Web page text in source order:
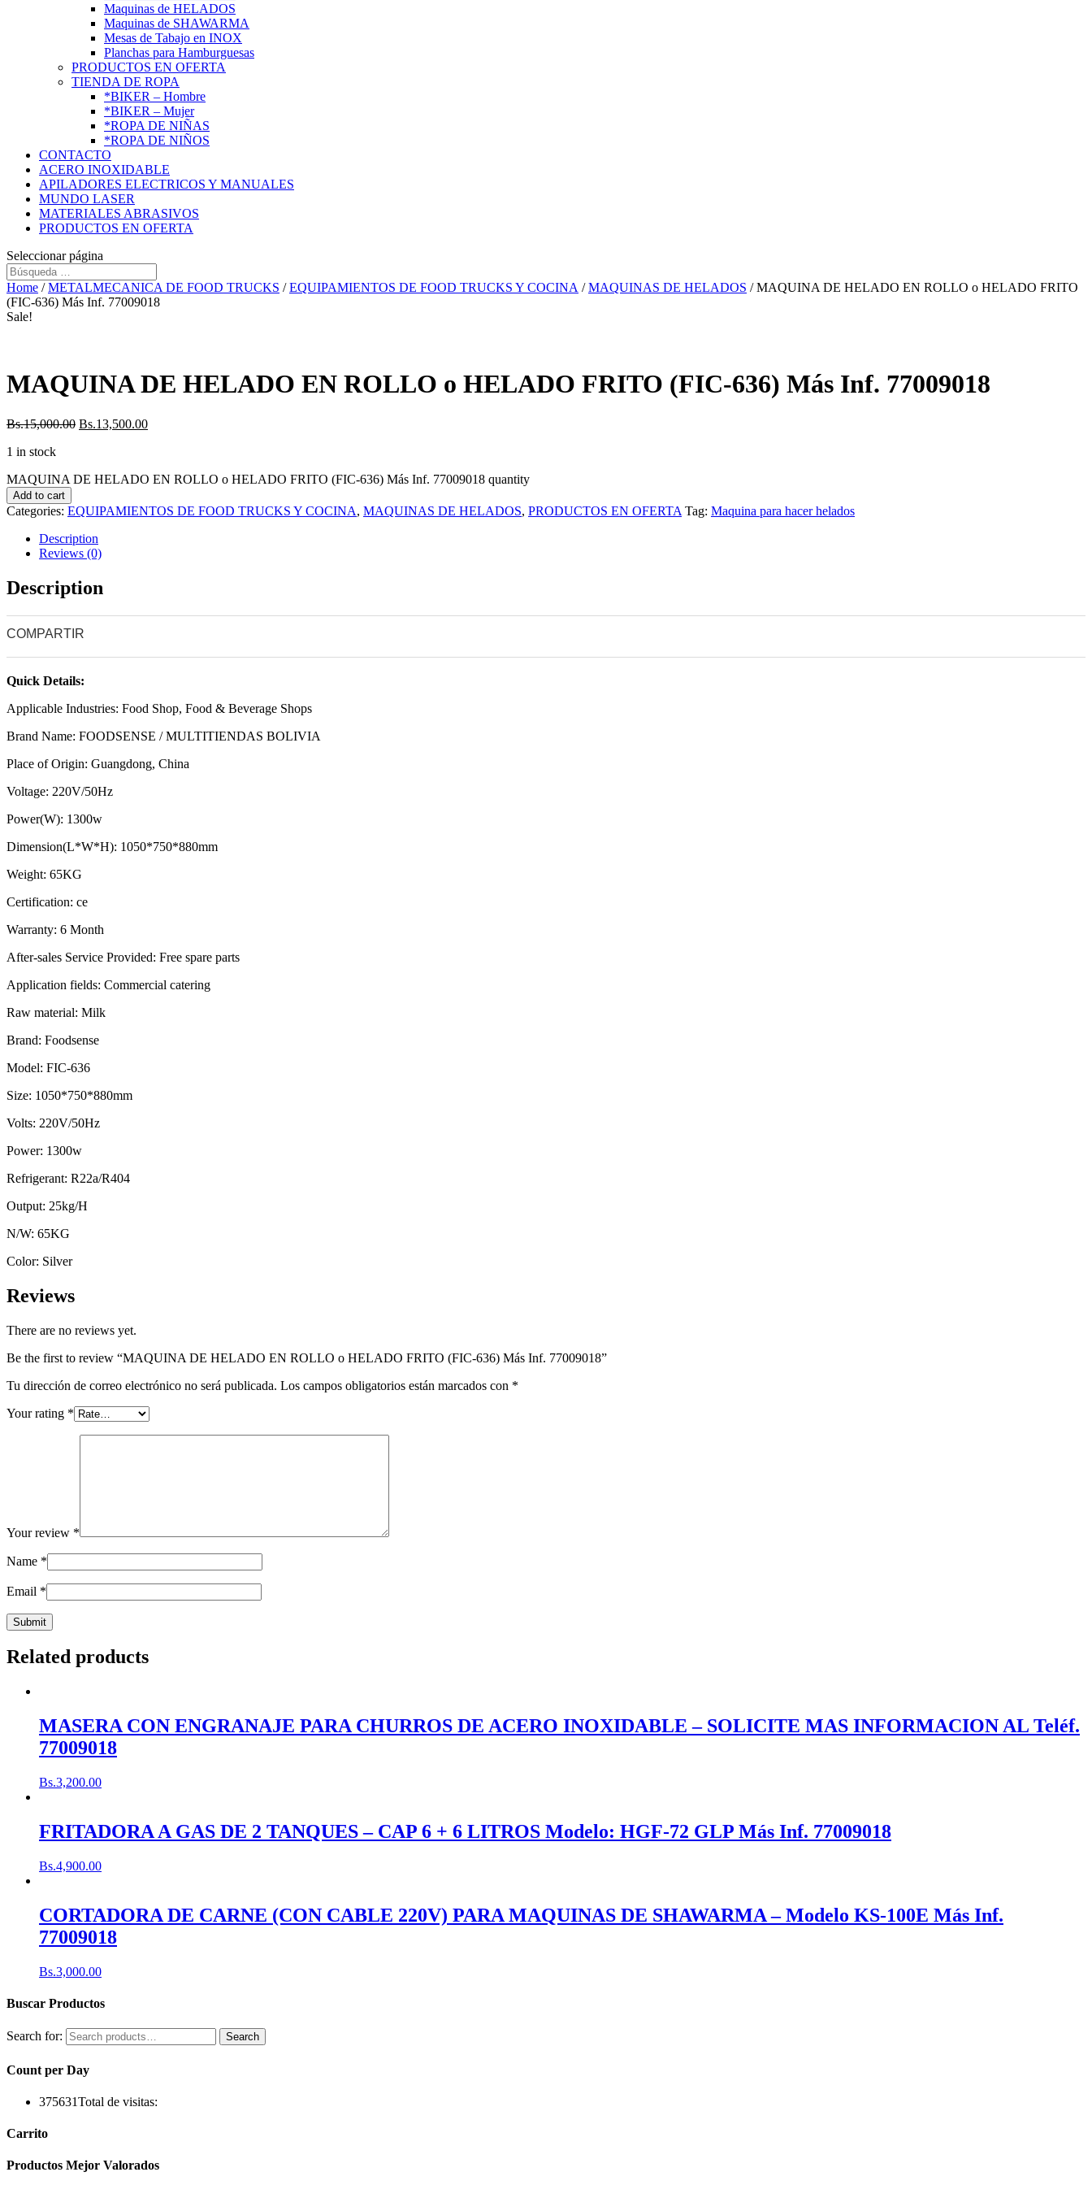
Maquinas de HELADOS
Maquinas de SHAWARMA
Mesas de Tabajo en INOX
Planchas para Hamburguesas
PRODUCTOS EN OFERTA
TIENDA DE ROPA
*BIKER – Hombre
*BIKER – Mujer
*ROPA DE NIÑAS
*ROPA DE NIÑOS
CONTACTO
ACERO INOXIDABLE
APILADORES ELECTRICOS Y MANUALES
MUNDO LASER
MATERIALES ABRASIVOS
PRODUCTOS EN OFERTA
Seleccionar página
Home /METALMECANICA DE FOOD TRUCKS /EQUIPAMIENTOS DE FOOD TRUCKS Y COCINA /MAQUINAS DE HELADOS / MAQUINA DE HELADO EN ROLLO o HELADO FRITO
(FIC-636) Más Inf. 77009018
Sale!
MAQUINA DE HELADO EN ROLLO o HELADO FRITO (FIC-636) Más Inf. 77009018
Bs.15,000.00 Bs.13,500.00
1 in stock
MAQUINA DE HELADO EN ROLLO o HELADO FRITO (FIC-636) Más Inf. 77009018 quantity
Add to cart
Categories: EQUIPAMIENTOS DE FOOD TRUCKS Y COCINA, MAQUINAS DE HELADOS, PRODUCTOS EN OFERTA Tag: Maquina para hacer helados
Description
Reviews (0)
Description
COMPARTIR
Quick Details:
Applicable Industries: Food Shop, Food & Beverage Shops
Brand Name: FOODSENSE / MULTITIENDAS BOLIVIA
Place of Origin: Guangdong, China
Voltage: 220V/50Hz
Power(W): 1300w
Dimension(L*W*H): 1050*750*880mm
Weight: 65KG
Certification: ce
Warranty: 6 Month
After-sales Service Provided: Free spare parts
Application fields: Commercial catering
Raw material: Milk
Brand: Foodsense
Model: FIC-636
Size: 1050*750*880mm
Volts: 220V/50Hz
Power: 1300w
Refrigerant: R22a/R404
Output: 25kg/H
N/W: 65KG
Color: Silver
Reviews
There are no reviews yet.
Be the first to review “MAQUINA DE HELADO EN ROLLO o HELADO FRITO (FIC-636) Más Inf. 77009018”
Tu dirección de correo electrónico no será publicada. Los campos obligatorios están marcados con *
Your rating *
Your review *
Name *
Email *
Related products
MASERA CON ENGRANAJE PARA CHURROS DE ACERO INOXIDABLE – SOLICITE MAS INFORMACION AL Teléf.
77009018
Bs.3,200.00
FRITADORA A GAS DE 2 TANQUES – CAP 6 + 6 LITROS Modelo: HGF-72 GLP Más Inf. 77009018
Bs.4,900.00
CORTADORA DE CARNE (CON CABLE 220V) PARA MAQUINAS DE SHAWARMA – Modelo KS-100E Más Inf.
77009018
Bs.3,000.00
Buscar Productos
Search for: Search
Count per Day
375631Total de visitas:
Carrito
Productos Mejor Valorados